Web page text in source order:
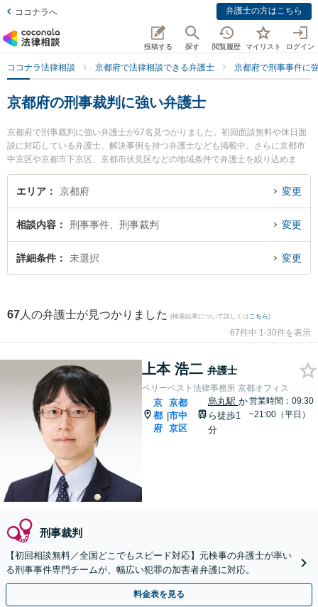
ココナラへ 弁護士の方はこちら
投稿する 探す 閲覧履歴 マイリスト ログイン
ココナラ法律相談 京都府で法律相談できる弁護士 京都府で刑事事件に
京都府の刑事裁判に強い弁護士
京都府で刑事裁判に強い弁護士が67名見つかりました。初回面談無料や休日面
談に対応している弁護士、解決事例を持つ弁護士なども掲載中。さらに京都市
中京区や京都市下京区、京都市伏見区などの地域条件で弁護士を絞り込めま
す。刑事事件に関係する加害者側や少年犯罪、再犯・前科あり等の細かな分野
での絞り込み検索もでき便利です。特にベリーベスト法律事務所 京都オフィス
『京都府で土日や夜間に発生した刑事裁判のトラブルを今すぐに弁護士に相談
したい』『刑事裁判のトラブル解決の実績豊富な近くの弁護士を検索したい』
『初回相談無料で刑事裁判を法律相談できる京都府内の弁護士に相談予約した
エリア 京都府 変更
相談内容 刑事事件、刑事裁判 変更
詳細条件 未選択 変更
67 人の弁護士が見つかりました (検索結果について詳しくは こちら)
67件中 1-30件を表示
上本 浩二 弁護士
ベリーベスト法律事務所 京都オフィス
京
都
府
|
京都
市中
京区
烏丸駅 か
ら徒歩1
分
営業時間：09:30
~21:00（平日）
刑事裁判
【初回相談無料／全国どこでもスピード対応】元検事の弁護士が率い
る刑事事件専門チームが、幅広い犯罪の加害者弁護に対応。
料金表を見る